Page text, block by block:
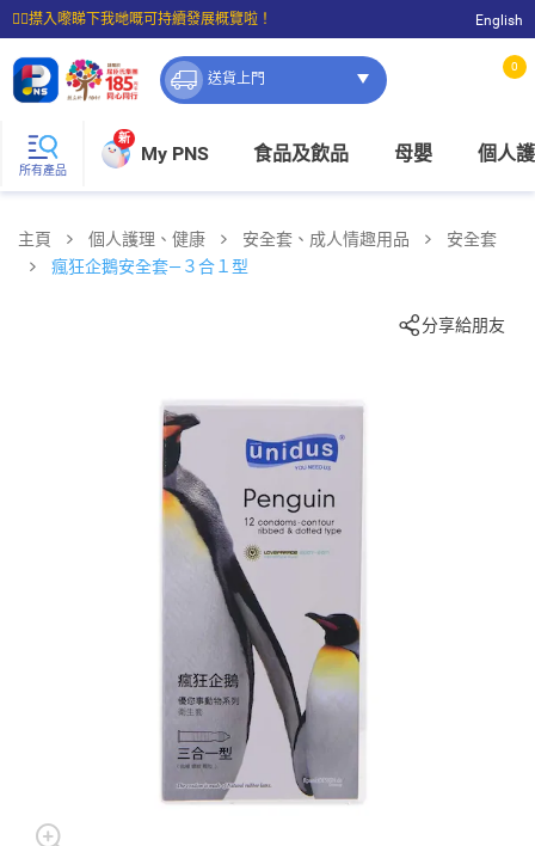
☝🏼㩒入嚟睇下我哋嘅可持續發展概覽啦！
⭐購物滿$399即享免費送貨；滿$100即可免費店取。
English
送貨上門
0
所有產品
新
My PNS 食品及飲品 母嬰 個人
主頁 個人護理、健康 安全套、成人情趣用品
安全套
瘋狂企鵝安全套—３合１型
分享給朋友